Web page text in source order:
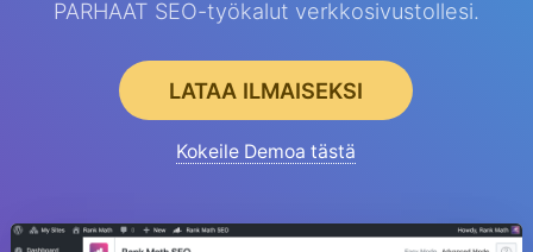
PARHAAT SEO-työkalut verkkosivustollesi.
LATAA ILMAISEKSI
Kokeile Demoa tästä